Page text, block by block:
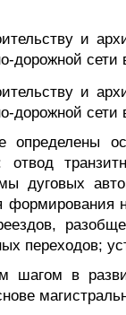
и
дорожной сети
и
дорожной сети
определены
отвод
дуговых
формирования
переходов;
шагом в